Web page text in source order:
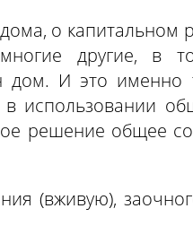
о капитальном
другие, в
дом. И это именно
решение общее
(вживую),